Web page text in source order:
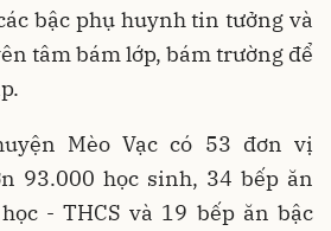
bậc phụ huynh tin tưởng và
tâm bám lớp, bám trường để
Mèo Vạc có 53 đơn vị
93.000 học sinh, 34 bếp ăn
- THCS và 19 bếp ăn bậc